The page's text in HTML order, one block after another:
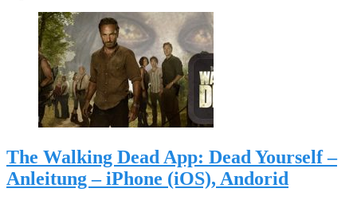
The Walking Dead App: Dead Yourself –
Anleitung – iPhone (iOS), Andorid